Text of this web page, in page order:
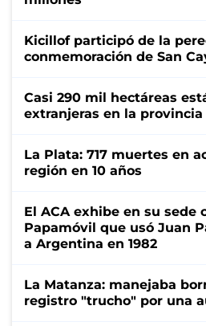
Kicillof participó de la
conmemoración de San
Casi 290 mil hectáreas
extranjeras en la provincia
La Plata: 717 muertes en
región en 10 años
El ACA exhibe en su sede
Papamóvil que usó Juan
a Argentina en 1982
La Matanza: manejaba
registro "trucho" por una